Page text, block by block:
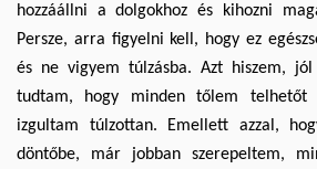
hozzáállni a dolgokhoz és kihozni
Persze, arra figyelni kell, hogy ez
és ne vigyem túlzásba. Azt hiszem,
tudtam, hogy minden tőlem telhetőt
izgultam túlzottan. Emellett azzal,
döntőbe, már jobban szerepeltem,